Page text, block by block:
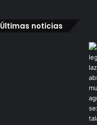
Últimas noticias